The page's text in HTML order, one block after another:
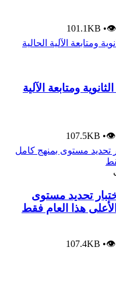
101.1KB •👁
ومتابعة الآلية
107.5KB •👁
تحديد مستوى
هذا العام فقط
107.4KB •👁